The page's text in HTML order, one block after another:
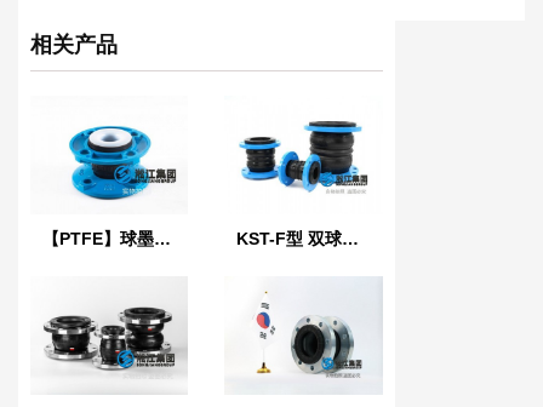
相关产品
【PTFE】球墨法兰四氟橡胶接头“适用于航空煤油” KST-F型 双球体橡胶接头